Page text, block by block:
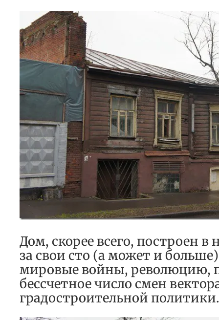
Дом, скорее всего, построен в
за свои сто (а может и
мировые войны, революцию,
бессчетное число смен
градостроительной политики.